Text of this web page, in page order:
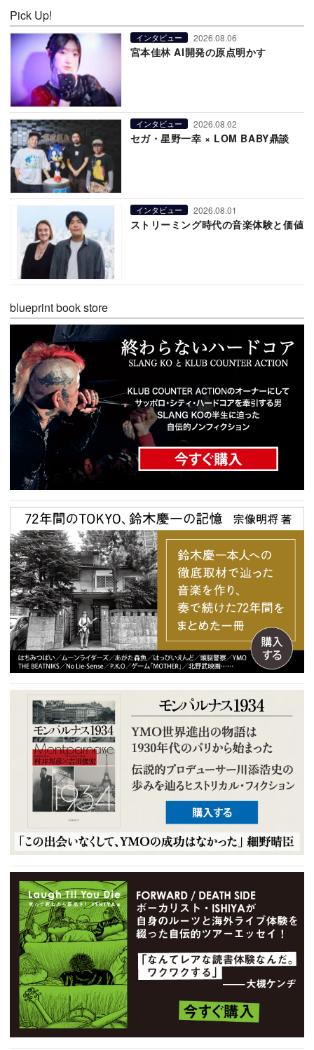
Pick Up!
インタビュー 2026.08.06
宮本佳林 AI開発の原点明かす
インタビュー 2026.08.02
セガ・星野一幸 × LOM BABY鼎談
インタビュー 2026.08.01
ストリーミング時代の音楽体験と価値
blueprint book store